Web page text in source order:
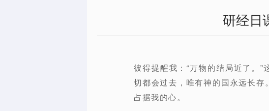
研经日
彼得提醒我：“万物的结局近了。
切都会过去，唯有神的国永远长
占据我的心。